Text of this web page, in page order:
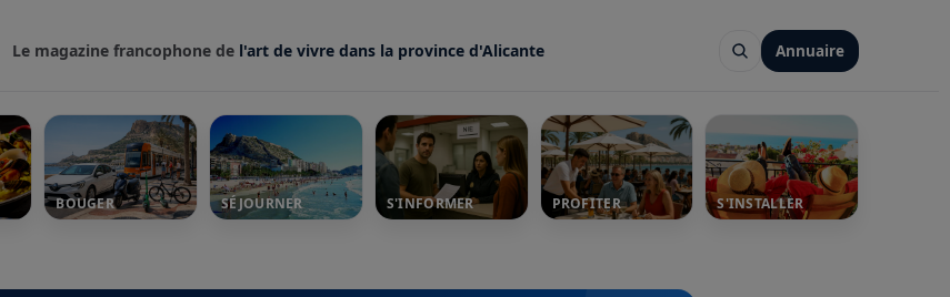
Le magazine francophone de l'art de vivre dans la province d'Alicante Annuaire
BOUGER SÉJOURNER S'INFORMER PROFITER S'INSTALLER